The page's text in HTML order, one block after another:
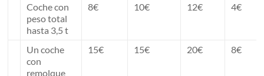
Coche con
peso total
hasta 3,5 t
8€ 10€ 12€ 4€
Un coche
con
remolque
15€ 15€ 20€ 8€